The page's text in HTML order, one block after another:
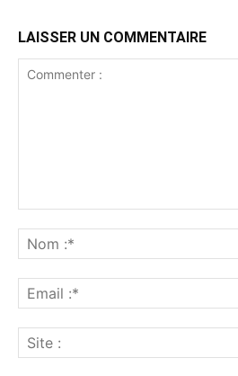
LAISSER UN COMMENTAIRE